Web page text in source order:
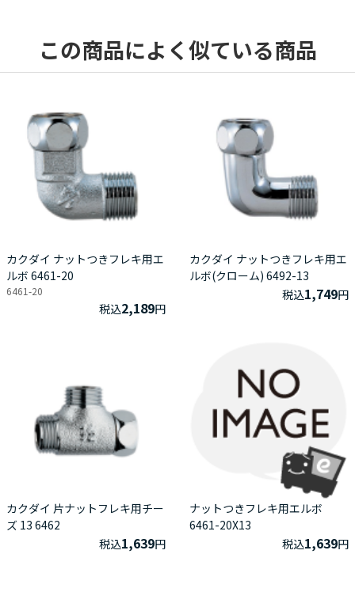
この商品によく似ている商品
カクダイ ナットつきフレキ用エ
ルボ 6461-20
6461-20
税込2,189円
カクダイ ナットつきフレキ用エ
ルボ(クローム) 6492-13
税込1,749円
カクダイ 片ナットフレキ用チー
ズ 13 6462
税込1,639円
ナットつきフレキ用エルボ
6461-20X13
税込1,639円